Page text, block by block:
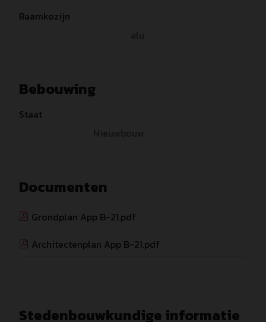
Raamkozijn
Bebouwing
Staat
Documenten
Grondplan App B-21.pdf
Architectenplan App B-21.pdf
Stedenbouwkundige informatie